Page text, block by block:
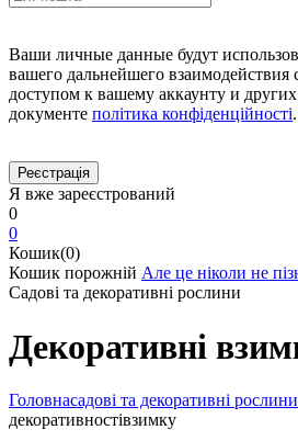
Ваши личные данные будут
вашего дальнейшего взаимодействия
доступом к вашему аккаунту и
документе політика конфіденційності.
Я вже зареєстрований
0
0
Кошик(0)
Кошик порожній Але це ніколи не
Садові та декоративні рослини
Декоративні
Головнасадові та декоративні рослини
декоративностівзимку